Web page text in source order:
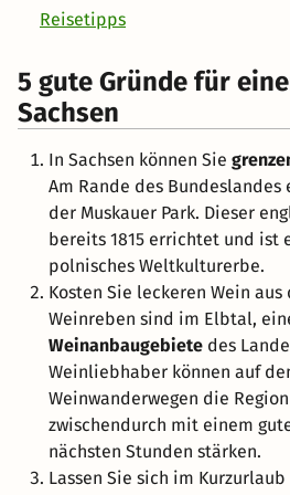
Reisetipps
5 gute Gründe für
Sachsen
In Sachsen können Sie
Am Rande des
der Muskauer Park. Dieser
bereits 1815 errichtet und ist
polnisches Weltkulturerbe.
Kosten Sie leckeren Wein aus
Weinreben sind im Elbtal,
Weinanbaugebiete des
Weinliebhaber können auf
Weinwanderwegen die
zwischendurch mit einem
nächsten Stunden stärken.
Lassen Sie sich im